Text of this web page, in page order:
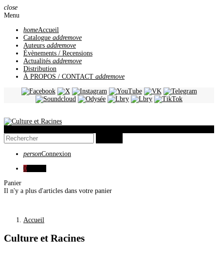
close
Menu
homeAccueil
Catalogue addremove
Auteurs addremove
Évènements / Recensions
Actualités addremove
Distribution
À PROPOS / CONTACT addremove
personConnexion
0
Panier
Il n'y a plus d'articles dans votre panier
Accueil
Culture et Racines